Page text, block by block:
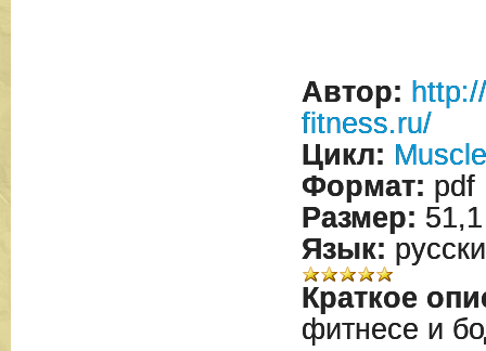
Автор:
fitness.ru/
Цикл:
Формат: pdf
Размер:
Язык:
Краткое
фитнесе и